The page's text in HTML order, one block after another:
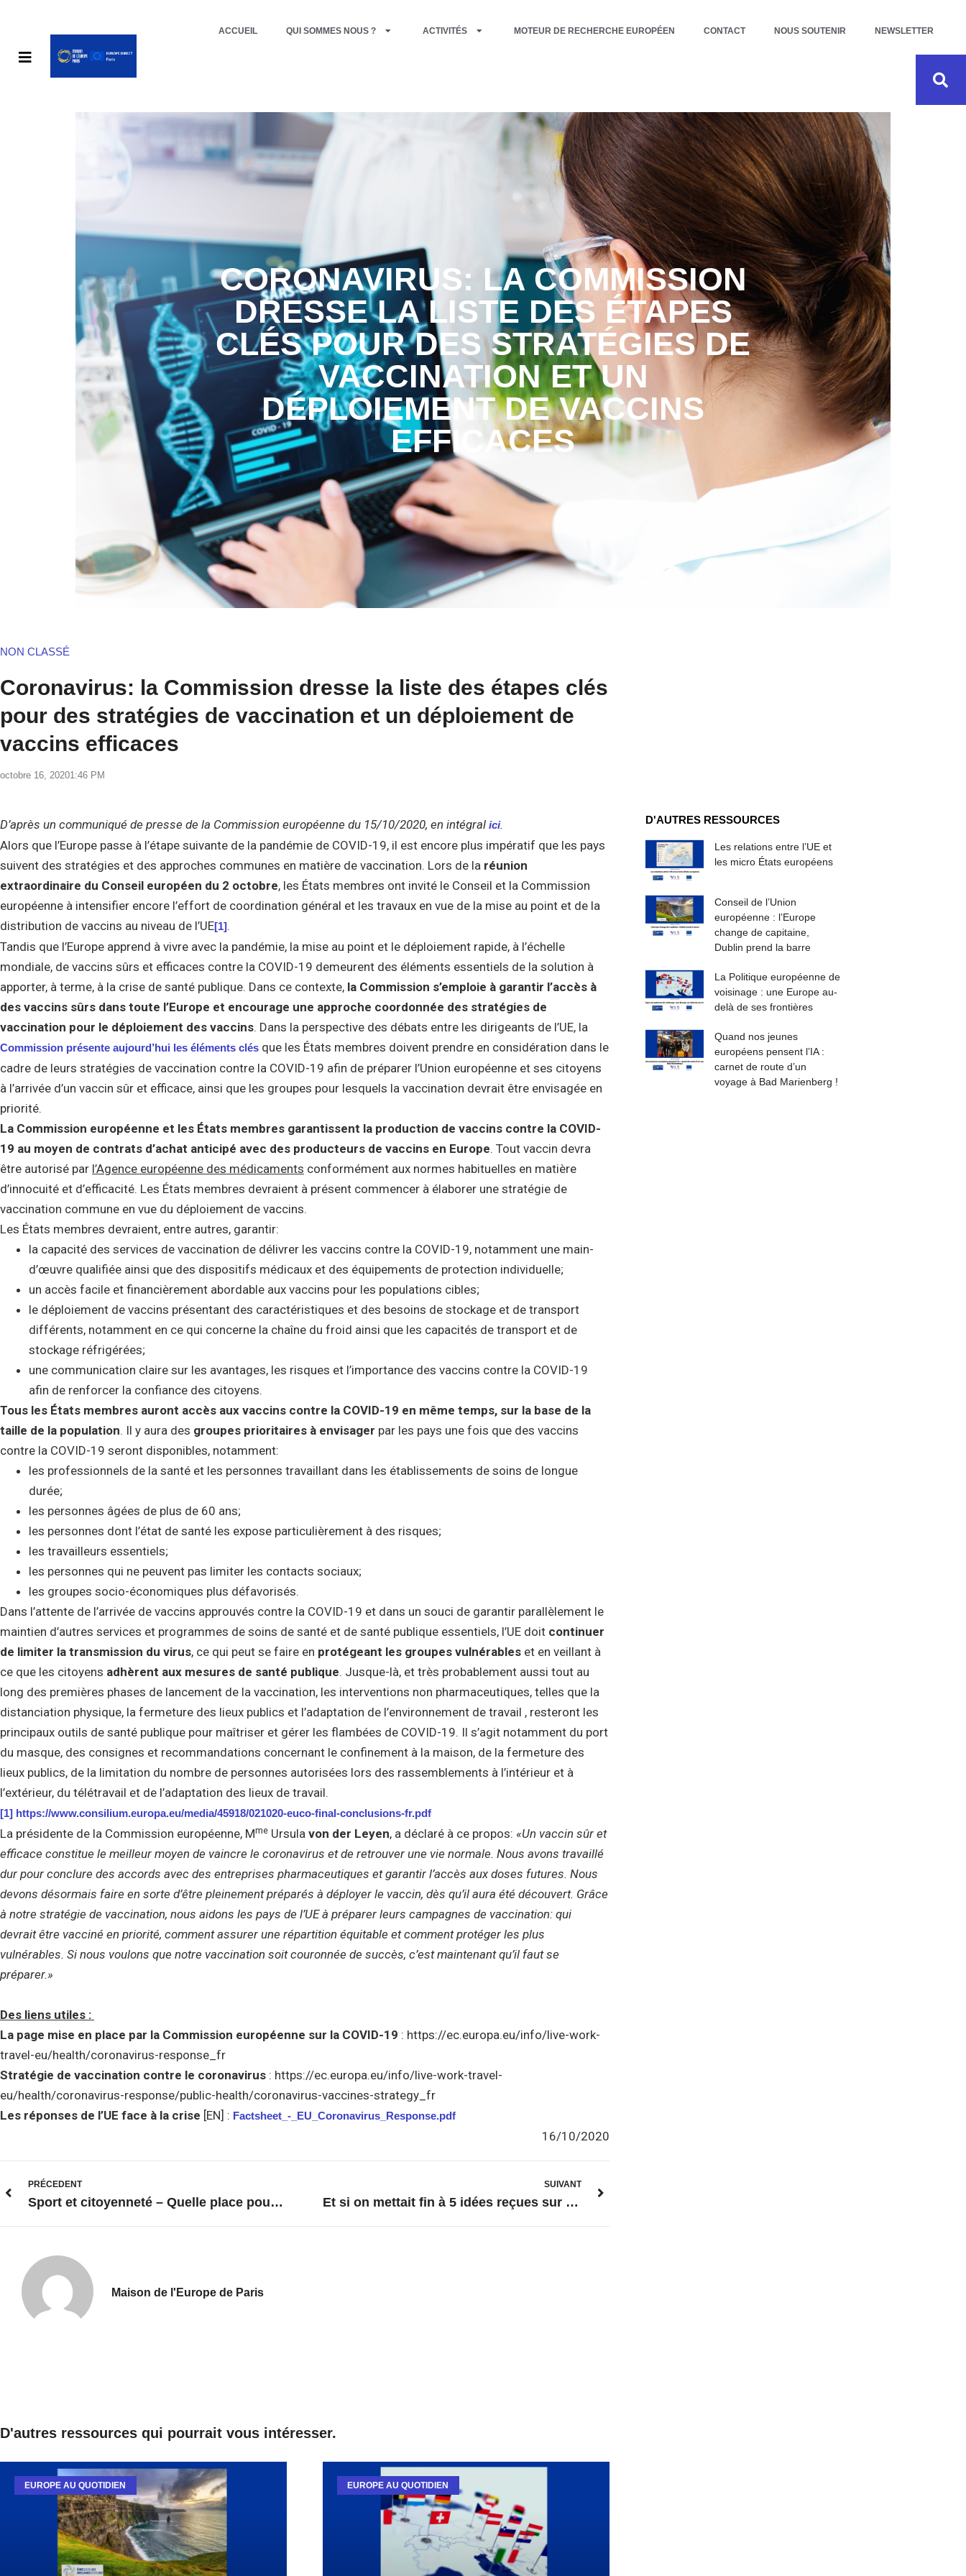
ACCUEIL QUI SOMMES NOUS ? ACTIVITÉS MOTEUR DE RECHERCHE EUROPÉEN CONTACT NOUS SOUTENIR NEWSLETTER
CORONAVIRUS: LA COMMISSION
DRESSE LA LISTE DES ÉTAPES
CLÉS POUR DES STRATÉGIES DE
VACCINATION ET UN
DÉPLOIEMENT DE VACCINS
EFFICACES
NON CLASSÉ
Coronavirus: la Commission dresse la liste des étapes clés
pour des stratégies de vaccination et un déploiement de
vaccins efficaces
octobre 16, 20201:46 PM
D’après un communiqué de presse de la Commission européenne du 15/10/2020, en intégral ici.
Alors que l’Europe passe à l’étape suivante de la pandémie de COVID-19, il est encore plus impératif que les pays
suivent des stratégies et des approches communes en matière de vaccination. Lors de la réunion
extraordinaire du Conseil européen du 2 octobre, les États membres ont invité le Conseil et la Commission
européenne à intensifier encore l’effort de coordination général et les travaux en vue de la mise au point et de la
distribution de vaccins au niveau de l’UE[1].
Tandis que l’Europe apprend à vivre avec la pandémie, la mise au point et le déploiement rapide, à l’échelle
mondiale, de vaccins sûrs et efficaces contre la COVID-19 demeurent des éléments essentiels de la solution à
apporter, à terme, à la crise de santé publique. Dans ce contexte, la Commission s’emploie à garantir l’accès à
des vaccins sûrs dans toute l’Europe et encourage une approche coordonnée des stratégies de
vaccination pour le déploiement des vaccins. Dans la perspective des débats entre les dirigeants de l’UE, la
Commission présente aujourd’hui les éléments clés que les États membres doivent prendre en considération dans le
cadre de leurs stratégies de vaccination contre la COVID-19 afin de préparer l’Union européenne et ses citoyens
à l’arrivée d’un vaccin sûr et efficace, ainsi que les groupes pour lesquels la vaccination devrait être envisagée en
priorité.
La Commission européenne et les États membres garantissent la production de vaccins contre la COVID-
19 au moyen de contrats d’achat anticipé avec des producteurs de vaccins en Europe. Tout vaccin devra
être autorisé par l’Agence européenne des médicaments conformément aux normes habituelles en matière
d’innocuité et d’efficacité. Les États membres devraient à présent commencer à élaborer une stratégie de
vaccination commune en vue du déploiement de vaccins.
Les États membres devraient, entre autres, garantir:
la capacité des services de vaccination de délivrer les vaccins contre la COVID-19, notamment une main-
d’œuvre qualifiée ainsi que des dispositifs médicaux et des équipements de protection individuelle;
un accès facile et financièrement abordable aux vaccins pour les populations cibles;
le déploiement de vaccins présentant des caractéristiques et des besoins de stockage et de transport
différents, notamment en ce qui concerne la chaîne du froid ainsi que les capacités de transport et de
stockage réfrigérées;
une communication claire sur les avantages, les risques et l’importance des vaccins contre la COVID-19
afin de renforcer la confiance des citoyens.
Tous les États membres auront accès aux vaccins contre la COVID-19 en même temps, sur la base de la
taille de la population. Il y aura des groupes prioritaires à envisager par les pays une fois que des vaccins
contre la COVID-19 seront disponibles, notamment:
les professionnels de la santé et les personnes travaillant dans les établissements de soins de longue
durée;
les personnes âgées de plus de 60 ans;
les personnes dont l’état de santé les expose particulièrement à des risques;
les travailleurs essentiels;
les personnes qui ne peuvent pas limiter les contacts sociaux;
les groupes socio-économiques plus défavorisés.
Dans l’attente de l’arrivée de vaccins approuvés contre la COVID-19 et dans un souci de garantir parallèlement le
maintien d’autres services et programmes de soins de santé et de santé publique essentiels, l’UE doit continuer
de limiter la transmission du virus, ce qui peut se faire en protégeant les groupes vulnérables et en veillant à
ce que les citoyens adhèrent aux mesures de santé publique. Jusque-là, et très probablement aussi tout au
long des premières phases de lancement de la vaccination, les interventions non pharmaceutiques, telles que la
distanciation physique, la fermeture des lieux publics et l’adaptation de l’environnement de travail , resteront les
principaux outils de santé publique pour maîtriser et gérer les flambées de COVID-19. Il s’agit notamment du port
du masque, des consignes et recommandations concernant le confinement à la maison, de la fermeture des
lieux publics, de la limitation du nombre de personnes autorisées lors des rassemblements à l’intérieur et à
l’extérieur, du télétravail et de l’adaptation des lieux de travail.
[1] https://www.consilium.europa.eu/media/45918/021020-euco-final-conclusions-fr.pdf
La présidente de la Commission européenne, Mme Ursula von der Leyen, a déclaré à ce propos: «Un vaccin sûr et
efficace constitue le meilleur moyen de vaincre le coronavirus et de retrouver une vie normale. Nous avons travaillé
dur pour conclure des accords avec des entreprises pharmaceutiques et garantir l’accès aux doses futures. Nous
devons désormais faire en sorte d’être pleinement préparés à déployer le vaccin, dès qu’il aura été découvert. Grâce
à notre stratégie de vaccination, nous aidons les pays de l’UE à préparer leurs campagnes de vaccination: qui
devrait être vacciné en priorité, comment assurer une répartition équitable et comment protéger les plus
vulnérables. Si nous voulons que notre vaccination soit couronnée de succès, c’est maintenant qu’il faut se
préparer.»
Des liens utiles :
La page mise en place par la Commission européenne sur la COVID-19 : https://ec.europa.eu/info/live-work-
travel-eu/health/coronavirus-response_fr
Stratégie de vaccination contre le coronavirus : https://ec.europa.eu/info/live-work-travel-
eu/health/coronavirus-response/public-health/coronavirus-vaccines-strategy_fr
Les réponses de l’UE face à la crise [EN] : Factsheet_-_EU_Coronavirus_Response.pdf
16/10/2020
PRÉCEDENT
Sport et citoyenneté – Quelle place pour l’Europe ?
SUIVANT
Et si on mettait fin à 5 idées reçues sur Erasmus+ ?
Maison de l'Europe de Paris
D'autres ressources qui pourrait vous intéresser.
EUROPE AU QUOTIDIEN EUROPE AU QUOTIDIEN
D'AUTRES RESSOURCES
Les relations entre l’UE et
les micro États européens
Conseil de l’Union
européenne : l’Europe
change de capitaine,
Dublin prend la barre
La Politique européenne de
voisinage : une Europe au-
delà de ses frontières
Quand nos jeunes
européens pensent l’IA :
carnet de route d’un
voyage à Bad Marienberg !